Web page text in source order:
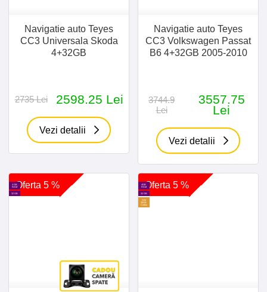
Navigatie auto Teyes
CC3 Universala Skoda
4+32GB
2735 Lei 2598.25 Lei
Vezi detalii
Navigatie auto Teyes
CC3 Volkswagen Passat
B6 4+32GB 2005-2010
3744.9
Lei
3557.75
Lei
Vezi detalii
Oferta 5 %
4 GB
RAM
32 GB
Oferta 5 %
4GB
RAM
32 GB
SIM
30GB
Cadou